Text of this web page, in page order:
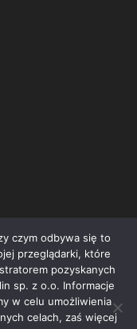
czym odbywa się to
przeglądarki, które
pozyskanych
sp. z o.o. Informacje
w celu umożliwienia
celach, zaś więcej